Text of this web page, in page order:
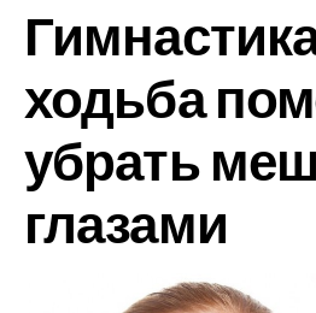
ходьба
убрать
глазами